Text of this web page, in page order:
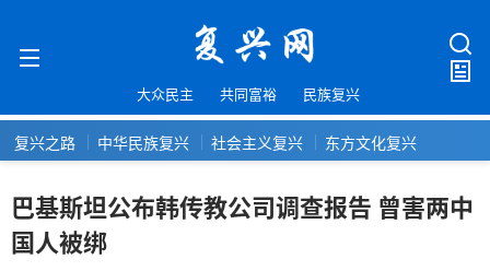
大众民主 共同富裕 民族复兴
复兴之路 中华民族复兴 社会主义复兴 东方文化复兴
巴基斯坦公布韩传教公司调查报告 曾害两中
国人被绑